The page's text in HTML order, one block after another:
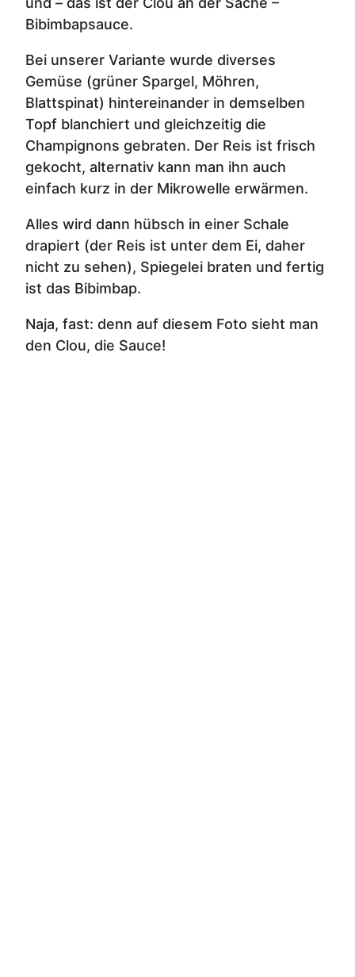
Bibimbapsauce.
Bei unserer Variante wurde diverses
Gemüse (grüner Spargel, Möhren,
Blattspinat) hintereinander in demselben
Topf blanchiert und gleichzeitig die
Champignons gebraten. Der Reis ist frisch
gekocht, alternativ kann man ihn auch
einfach kurz in der Mikrowelle erwärmen.
Alles wird dann hübsch in einer Schale
drapiert (der Reis ist unter dem Ei, daher
nicht zu sehen), Spiegelei braten und fertig
ist das Bibimbap.
Naja, fast: denn auf diesem Foto sieht man
den Clou, die Sauce!